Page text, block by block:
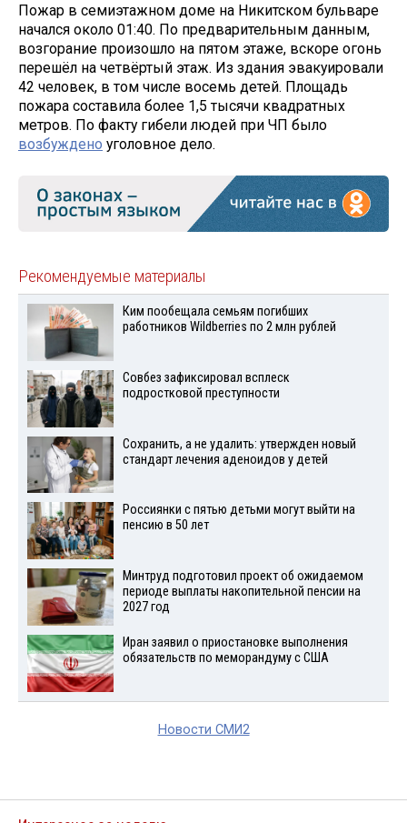
Пожар в семиэтажном доме на Никитском бульваре
начался около 01:40. По предварительным данным,
возгорание произошло на пятом этаже, вскоре огонь
перешёл на четвёртый этаж. Из здания эвакуировали
42 человек, в том числе восемь детей. Площадь
пожара составила более 1,5 тысячи квадратных
метров. По факту гибели людей при ЧП было
возбуждено уголовное дело.
Рекомендуемые материалы
Ким пообещала семьям погибших
работников Wildberries по 2 млн рублей
Совбез зафиксировал всплеск
подростковой преступности
Сохранить, а не удалить: утвержден новый
стандарт лечения аденоидов у детей
Россиянки с пятью детьми могут выйти на
пенсию в 50 лет
Минтруд подготовил проект об ожидаемом
периоде выплаты накопительной пенсии на
2027 год
Иран заявил о приостановке выполнения
обязательств по меморандуму с США
Новости СМИ2